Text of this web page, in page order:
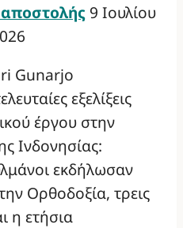
9 Ιουλίου
Gunarjo
εξελίξεις
έργου στην
Ινδονησίας:
εκδήλωσαν
Ορθοδοξία, τρεις
η ετήσια